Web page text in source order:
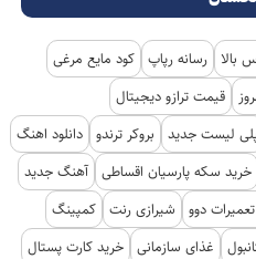
بالا رسانه رپاپ کود مایع مرغی
قیمت ترازو دیجیتال
لیست جدید بروکر ترندو دانلود اهنگ
خرید سکه پارسیان اقساطی آهنگ جدید
دوو شیرازی رنت کمپینگ
غذای سازمانی خرید کارت پستال